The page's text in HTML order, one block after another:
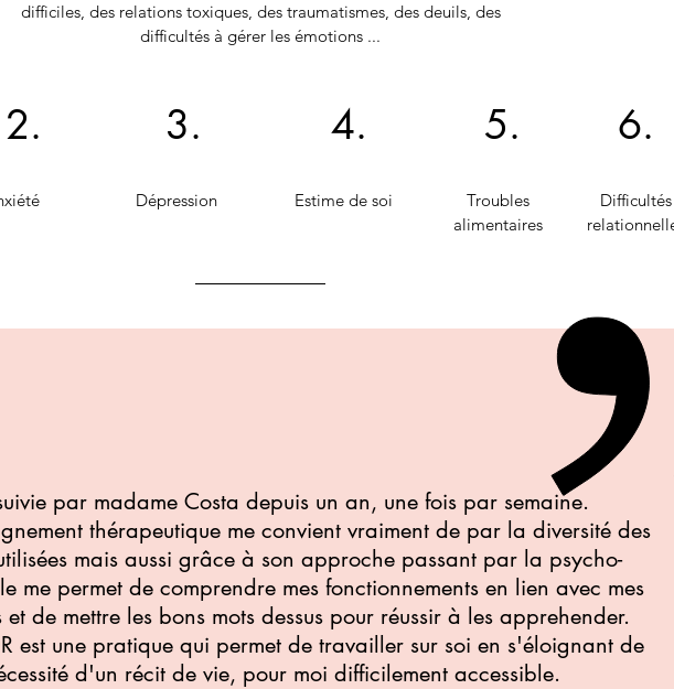
difficiles, des relations toxiques, des traumatismes, des deuils, des
difficultés à gérer les émotions ...
2. 3.
Dépression
4.
Estime de soi
5.
Troubles
alimentaires
6.
Difficultés
par madame Costa depuis un an, une fois par semaine.
thérapeutique me convient vraiment de par la diversité des
mais aussi grâce à son approche passant par la psycho-
me permet de comprendre mes fonctionnements en lien avec mes
de mettre les bons mots dessus pour réussir à les apprehender.
est une pratique qui permet de travailler sur soi en s'éloignant de
d'un récit de vie, pour moi difficilement accessible.